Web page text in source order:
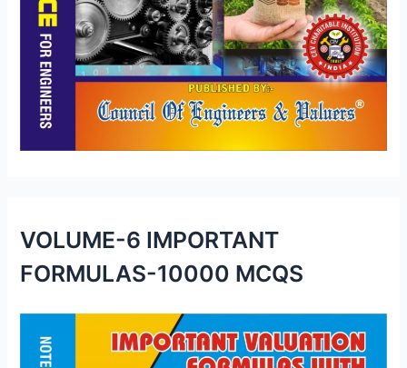
VOLUME-6 IMPORTANT
FORMULAS-10000 MCQS